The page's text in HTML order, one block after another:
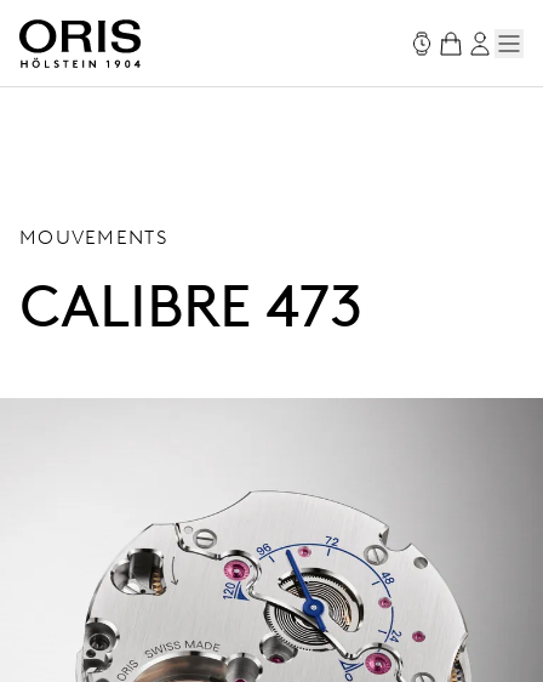
MOUVEMENTS
CALIBRE 473